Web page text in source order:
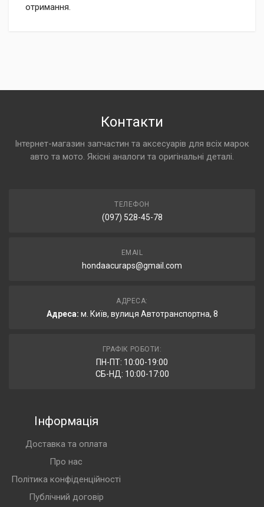
отримання.
Контакти
Інтернет-магазин запчастин та аксесуарів для всіх марок
авто та мото. Якісні аналоги та оригінальні деталі.
ТЕЛЕФОН
(097) 528-45-78
EMAIL
hondaacuraps@gmail.com
АДРЕСА:
Адреса: м. Київ, вулиця Автотранспортна, 8
ГРАФІК РОБОТИ:
ПН-ПТ: 10:00-19:00
СБ-НД: 10:00-17:00
Інформація
Доставка та оплата
Про нас
Політика конфіденційності
Публічний договір